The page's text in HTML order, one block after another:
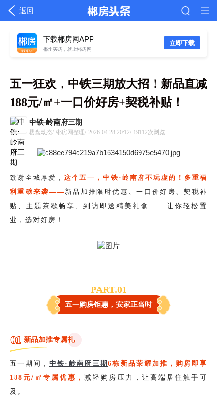
返回
立即下载
下载郴房网APP
郴州买房，就上郴房网
五一狂欢，中铁三期放大招！新品直减
188元/㎡+一口价好房+契税补贴！
中铁·岭南府三期
楼盘动态/ 郴房网整理/ 2026-04-28 20:12/ 19112次浏览
致谢全城厚爱，这个五一，中铁·岭南府不玩虚的！多重福
利重磅来袭—— 新品加推限时优惠、一口价好房、契税补
贴、 主题茶歇畅享、到访即送精美礼盒......让你轻松置
业，选对好房！
PART.01
五一购房钜惠，安家正当时
01 新品加推专属礼
五一期间， 中铁·岭南府三期6栋新品荣耀加推，购房即享
188元/㎡专属优惠， 减轻购房压力，让高端居住触手可
及。